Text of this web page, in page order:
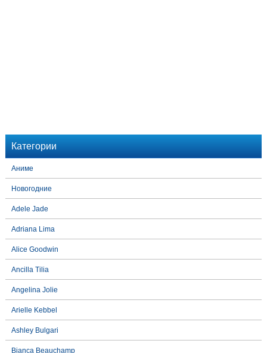
Категории
Аниме
Новогодние
Adele Jade
Adriana Lima
Alice Goodwin
Ancilla Tilia
Angelina Jolie
Arielle Kebbel
Ashley Bulgari
Bianca Beauchamp